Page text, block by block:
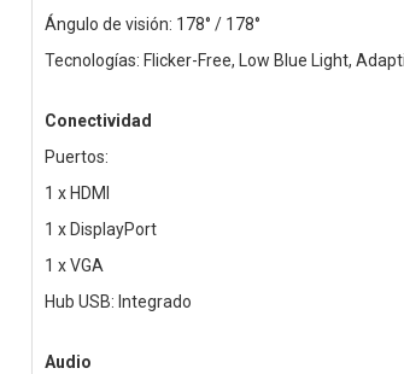
Ángulo de visión: 178° / 178°
Tecnologías: Flicker-Free, Low Blue Light,
Conectividad
Puertos:
1 x HDMI
1 x DisplayPort
1 x VGA
Hub USB: Integrado
Audio